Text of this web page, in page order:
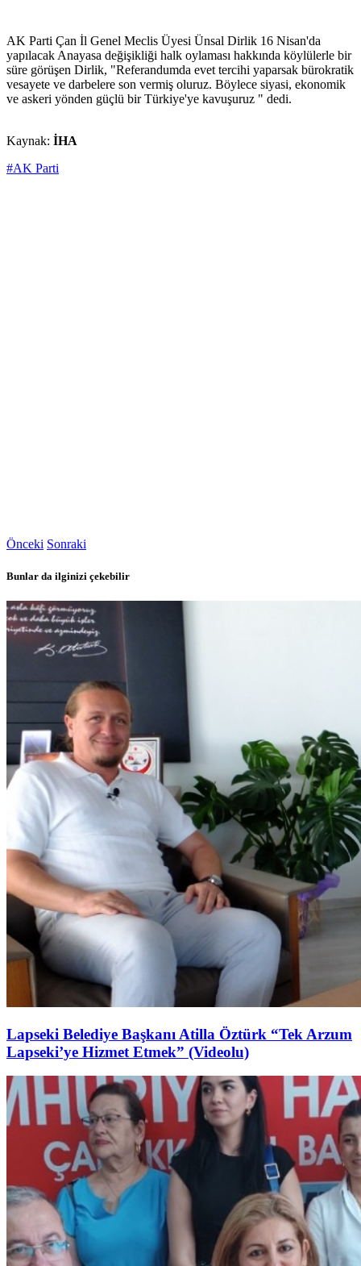
AK Parti Çan İl Genel Meclis Üyesi Ünsal Dirlik 16 Nisan'da
yapılacak Anayasa değişikliği halk oylaması hakkında köylülerle bir
süre görüşen Dirlik, "Referandumda evet tercihi yaparsak bürokratik
vesayete ve darbelere son vermiş oluruz. Böylece siyasi, ekonomik
ve askeri yönden güçlü bir Türkiye'ye kavuşuruz " dedi.
Kaynak: İHA
#AK Parti
Önceki Sonraki
Bunlar da ilginizi çekebilir
Lapseki Belediye Başkanı Atilla Öztürk “Tek Arzum
Lapseki’ye Hizmet Etmek” (Videolu)